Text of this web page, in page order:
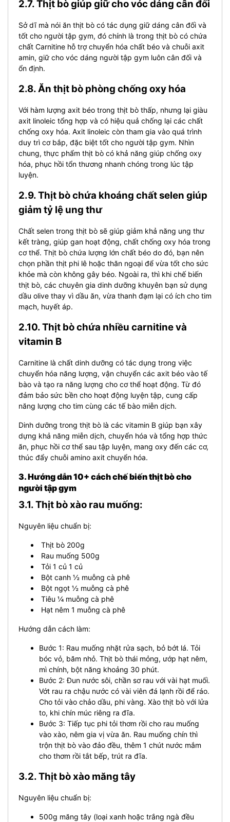
2.7. Thịt bò giúp giữ cho vóc dáng cân đối
Sở dĩ mà nói ăn thịt bò có tác dụng giữ dáng cân đối và
tốt cho người tập gym, đó chính là trong thịt bò có chứa
chất Carnitine hỗ trợ chuyển hóa chất béo và chuỗi axit
amin, giữ cho vóc dáng người tập gym luôn cân đối và
ổn định.
2.8. Ăn thịt bò phòng chống oxy hóa
Với hàm lượng axit béo trong thịt bò thấp, nhưng lại giàu
axit linoleic tổng hợp và có hiệu quả chống lại các chất
chống oxy hóa. Axit linoleic còn tham gia vào quá trình
duy trì cơ bắp, đặc biệt tốt cho người tập gym. Nhìn
chung, thực phẩm thịt bò có khả năng giúp chống oxy
hóa, phục hồi tổn thương nhanh chóng trong lúc tập
luyện.
2.9. Thịt bò chứa khoáng chất selen giúp
giảm tỷ lệ ung thư
Chất selen trong thịt bò sẽ giúp giảm khả năng ung thư
kết tràng, giúp gan hoạt động, chất chống oxy hóa trong
cơ thể. Thịt bò chứa lượng lớn chất béo do đó, bạn nên
chọn phần thịt phi lê hoặc thăn ngoại để vừa tốt cho sức
khỏe mà còn không gây béo. Ngoài ra, thì khi chế biến
thịt bò, các chuyên gia dinh dưỡng khuyên bạn sử dụng
dầu olive thay vì dầu ăn, vừa thanh đạm lại có ích cho tim
mạch, huyết áp.
2.10. Thịt bò chứa nhiều carnitine và
vitamin B
Carnitine là chất dinh dưỡng có tác dụng trong việc
chuyển hóa năng lượng, vận chuyển các axit béo vào tế
bào và tạo ra năng lượng cho cơ thể hoạt động. Từ đó
đảm bảo sức bền cho hoạt động luyện tập, cung cấp
năng lượng cho tim cùng các tế bào miễn dịch.
Dinh dưỡng trong thịt bò là các vitamin B giúp bạn xây
dựng khả năng miễn dịch, chuyển hóa và tổng hợp thức
ăn, phục hồi cơ thể sau tập luyện, mang oxy đến các cơ,
thúc đẩy chuỗi amino axit chuyển hóa.
3. Hướng dẫn 10+ cách chế biến thịt bò cho
người tập gym
3.1. Thịt bò xào rau muống:
Nguyên liệu chuẩn bị:
Thịt bò 200g
Rau muống 500g
Tỏi 1 củ 1 củ
Bột canh ½ muỗng cà phê
Bột ngọt ½ muỗng cà phê
Tiêu ¼ muỗng cà phê
Hạt nêm 1 muỗng cà phê
Hướng dẫn cách làm:
Bước 1: Rau muống nhặt rửa sạch, bỏ bớt lá. Tỏi
bóc vỏ, băm nhỏ. Thịt bò thái mỏng, ướp hạt nêm,
mì chính, bột năng khoảng 30 phút.
Bước 2: Đun nước sôi, chần sơ rau với vài hạt muối.
Vớt rau ra chậu nước có vài viên đá lạnh rồi để ráo.
Cho tỏi vào chảo dầu, phi vàng. Xào thịt bò với lửa
to, khi chín múc riêng ra đĩa.
Bước 3: Tiếp tục phi tỏi thơm rồi cho rau muống
vào xào, nêm gia vị vừa ăn. Rau muống chín thì
trộn thịt bò vào đảo đều, thêm 1 chút nước mắm
cho thơm rồi tắt bếp, trút ra đĩa.
3.2. Thịt bò xào măng tây
Nguyên liệu chuẩn bị:
500g măng tây (loại xanh hoặc trắng ngà đều